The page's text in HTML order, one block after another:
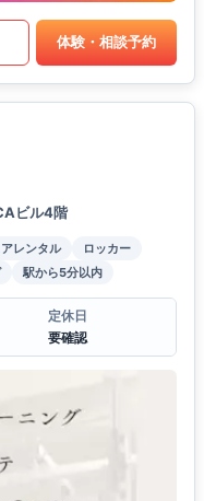
体験・相談予約
ビル4階
レンタル
ロッカー
駅から5分以内
定休日
要確認